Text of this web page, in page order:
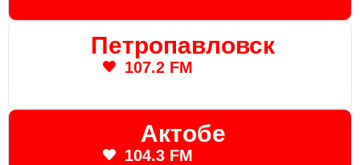
Петропавловск
107.2 FM
Актобе
104.3 FM